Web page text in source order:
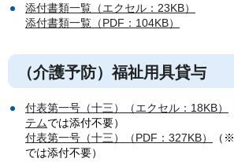
添付書類一覧（エクセル：23KB）
添付書類一覧（PDF：104KB）
（介護予防）福祉用具貸与
付表第一号（十三）（エクセル：18KB）
テムでは添付不要）
付表第一号（十三）（PDF：327KB）
（※
では添付不要）